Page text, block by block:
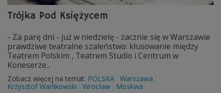
Trójka Pod Księżycem
- Za parę dni - już w niedzielę - zacznie się w Warszawie
prawdziwe teatralne szaleństwo: kłusowanie między
Teatrem Polskim , Teatrem Studio i Centrum w
Koneserze...
Zobacz więcej na temat: POLSKA Warszawa
Krzysztof Warlikowski
Wrocław Moskwa